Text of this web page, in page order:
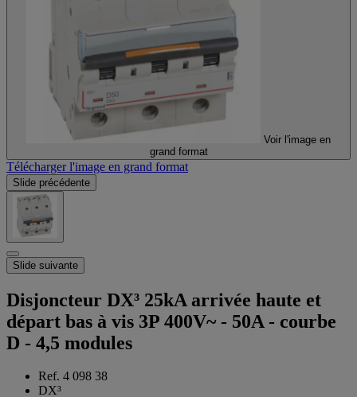
Voir l'image en
grand format
Télécharger l'image en grand format
Slide précédente
Slide suivante
Disjoncteur DX³ 25kA arrivée haute et
départ bas à vis 3P 400V~ - 50A - courbe
D - 4,5 modules
Ref. 4 098 38
DX³